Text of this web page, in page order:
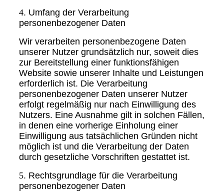
4. Umfang der Verarbeitung
personenbezogener Daten
Wir verarbeiten personenbezogene Daten
unserer Nutzer grundsätzlich nur, soweit dies
zur Bereitstellung einer funktionsfähigen
Website sowie unserer Inhalte und Leistungen
erforderlich ist. Die Verarbeitung
personenbezogener Daten unserer Nutzer
erfolgt regelmäßig nur nach Einwilligung des
Nutzers. Eine Ausnahme gilt in solchen Fällen,
in denen eine vorherige Einholung einer
Einwilligung aus tatsächlichen Gründen nicht
möglich ist und die Verarbeitung der Daten
durch gesetzliche Vorschriften gestattet ist.
5. Rechtsgrundlage für die Verarbeitung
personenbezogener Daten